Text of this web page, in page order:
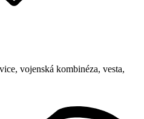
vojenská kombinéza, vesta,